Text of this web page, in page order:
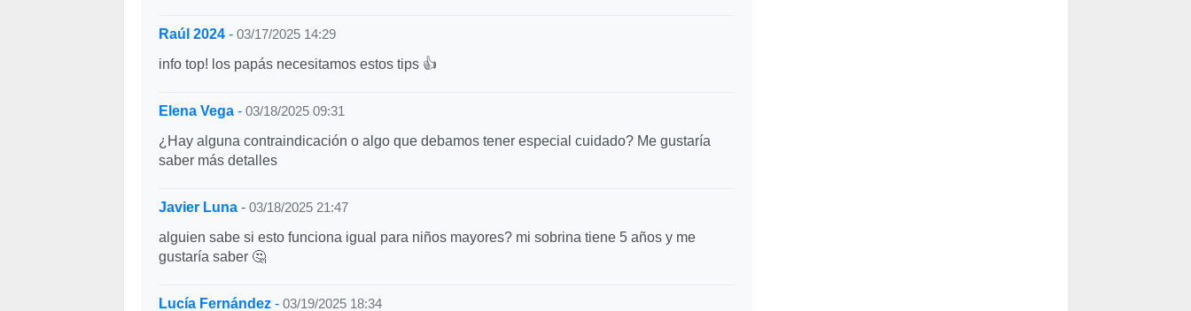
Raúl 2024- 03/17/2025 14:29
info top! los papás necesitamos estos tips 👍
Elena Vega- 03/18/2025 09:31
¿Hay alguna contraindicación o algo que debamos tener especial cuidado? Me gustaría
saber más detalles
Javier Luna- 03/18/2025 21:47
alguien sabe si esto funciona igual para niños mayores? mi sobrina tiene 5 años y me
gustaría saber 🤔
Lucía Fernández- 03/19/2025 18:34